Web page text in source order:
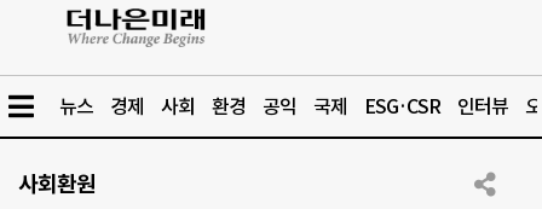
뉴스 경제 사회 환경 공익 국제 ESG·CSR 인터뷰
사회환원